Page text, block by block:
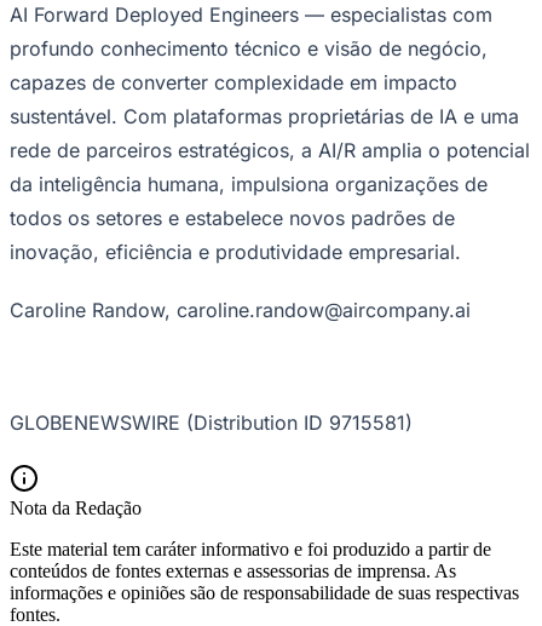
São Paulo
AI Forward Deployed Engineers — especialistas com
profundo conhecimento técnico e visão de negócio,
capazes de converter complexidade em impacto
sustentável. Com plataformas proprietárias de IA e uma
rede de parceiros estratégicos, a AI/R amplia o potencial
da inteligência humana, impulsiona organizações de
todos os setores e estabelece novos padrões de
inovação, eficiência e produtividade empresarial.
Caroline Randow, caroline.randow@aircompany.ai
GLOBENEWSWIRE (Distribution ID 9715581)
Nota da Redação
Este material tem caráter informativo e foi produzido a partir de
conteúdos de fontes externas e assessorias de imprensa. As
informações e opiniões são de responsabilidade de suas respectivas
fontes.